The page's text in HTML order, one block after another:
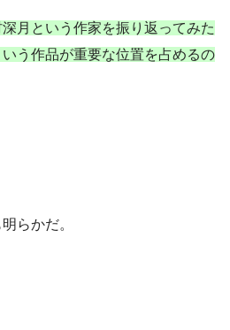
月という作家を振り返ってみた
う作品が重要な位置を占めるの
らかだ。